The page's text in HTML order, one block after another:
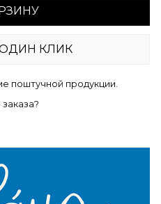
КЛИК
поштучной продукции.